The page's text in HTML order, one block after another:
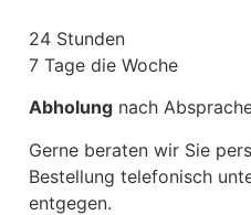
24 Stunden
7 Tage die Woche
Abholung nach
Gerne beraten wir Sie
Bestellung telefonisch
entgegen.